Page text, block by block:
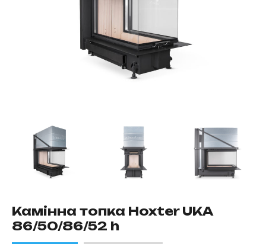
Камінна топка Hoxter UKA
86/50/86/52 h